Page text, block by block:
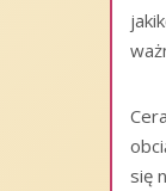
się